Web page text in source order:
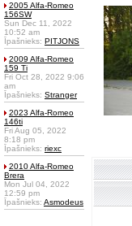
2005 Alfa-Romeo
156SW
Sun Dec 11, 2022
10:52 am
Īpašnieks: PITJONS
2009 Alfa-Romeo
159 Ti
Fri Oct 28, 2022 9:06
am
Īpašnieks: Stranger
2023 Alfa-Romeo
146ti
Fri Aug 05, 2022
8:18 pm
Īpašnieks: riexc
2010 Alfa-Romeo
Brera
Mon Jul 04, 2022
12:59 pm
Īpašnieks: Asmodeus